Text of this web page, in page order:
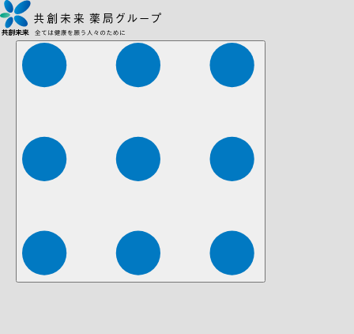
株式会社ファーマみらい 株式会社ストレチア